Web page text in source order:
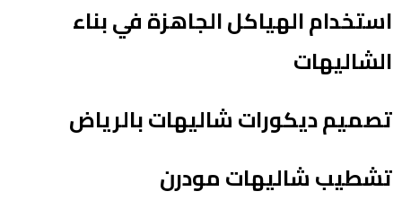
استخدام الهياكل الجاهزة في بناء
الشاليهات
تصميم ديكورات شاليهات بالرياض
تشطيب شاليهات مودرن